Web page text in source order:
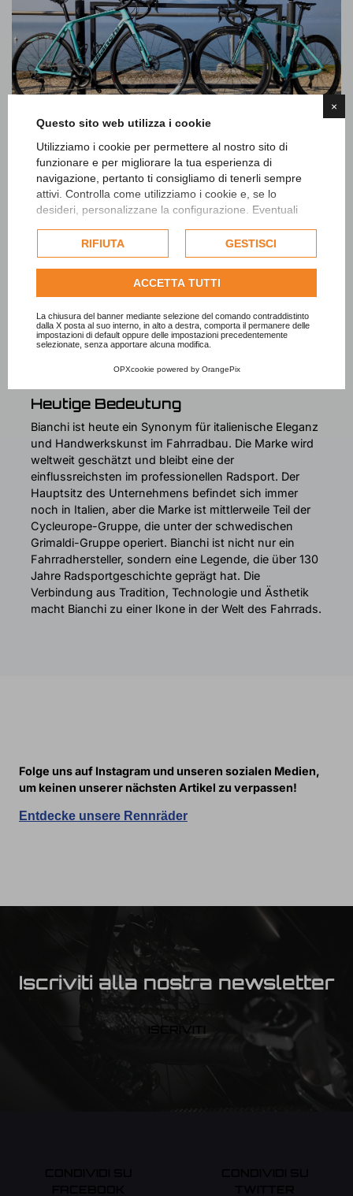
×
Questo sito web utilizza i cookie
Utilizziamo i cookie per permettere al nostro sito di
funzionare e per migliorare la tua esperienza di
navigazione, pertanto ti consigliamo di tenerli sempre
attivi. Controlla come utilizziamo i cookie e, se lo
desideri, personalizzane la configurazione. Eventuali
esclusivamente previa acquisizione del consenso
dell'utente.
Consulta l'informativa cookie completa.
RIFIUTA GESTISCI
ACCETTA TUTTI
La chiusura del banner mediante selezione del comando contraddistinto
dalla X posta al suo interno, in alto a destra, comporta il permanere delle
impostazioni di default oppure delle impostazioni precedentemente
selezionate, senza apportare alcuna modifica.
OPXcookie powered by OrangePix
Bianchi heute
Innovation und Moderne
Bianchi ist bekannt für seine Innovationskraft und hat
- Rahmen aus leichten Materialien wie Aluminium und
Carbon.
- Das „Countervail“-System, das Vibrationen dämpft
und den Komfort für Fahrer erhöht.
Heute bietet Bianchi eine breite Palette von Fahrrädern
Mountainbikes und E-Bikes.
Heutige Bedeutung
Bianchi ist heute ein Synonym für italienische Eleganz
und Handwerkskunst im Fahrradbau. Die Marke wird
weltweit geschätzt und bleibt eine der
einflussreichsten im professionellen Radsport. Der
Hauptsitz des Unternehmens befindet sich immer
noch in Italien, aber die Marke ist mittlerweile Teil der
Cycleurope-Gruppe, die unter der schwedischen
Grimaldi-Gruppe operiert. Bianchi ist nicht nur ein
Fahrradhersteller, sondern eine Legende, die über 130
Jahre Radsportgeschichte geprägt hat. Die
Verbindung aus Tradition, Technologie und Ästhetik
macht Bianchi zu einer Ikone in der Welt des Fahrrads.
Folge uns auf Instagram und unseren sozialen Medien,
um keinen unserer nächsten Artikel zu verpassen!
Entdecke unsere Rennräder
Iscriviti alla nostra newsletter
ISCRIVITI